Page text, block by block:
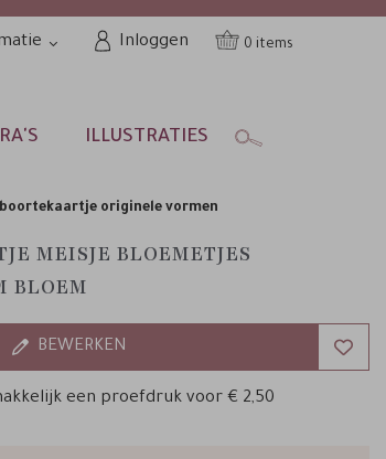
Inloggen 0
ILLUSTRATIES
originele vormen
MEISJE BLOEMETJES
BLOEM
BEWERKEN
een proefdruk voor€ 2,50